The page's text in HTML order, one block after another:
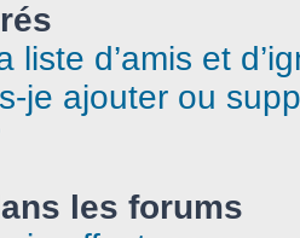
liste d’amis et
je ajouter ou
les forums